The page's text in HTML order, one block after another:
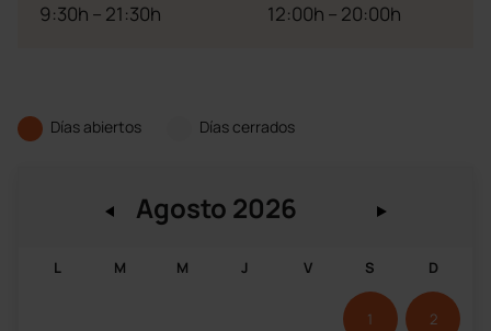
9:30h – 21:30h
12:00h – 20:00h
Días abiertos Días cerrados
L M M J V S D
1 2